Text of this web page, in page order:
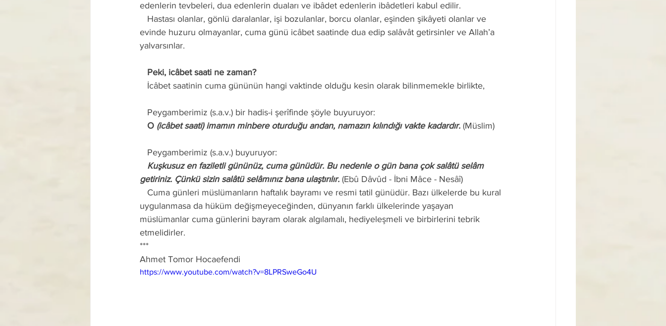
edenlerin tevbeleri, dua edenlerin duaları ve ibâdet edenlerin ibâdetleri kabul edilir.
evinde huzuru olmayanlar, cuma günü icâbet saatinde dua edip salâvât getirsinler ve Allah’a
yalvarsınlar.
   Peki, icâbet saati ne zaman?
   İcâbet saatinin cuma gününün hangi vaktinde olduğu kesin olarak bilinmemekle birlikte,
   Peygamberimiz (s.a.v.) bir hadis-i şerîfinde şöyle buyuruyor:
   O
(icâbet saati) imamın minbere oturduğu andan, namazın kılındığı vakte kadardır. (Müslim)
   Peygamberimiz (s.a.v.) buyuruyor:
getiriniz. Çünkü sizin salâtü selâmınız bana ulaştırılır. (Ebû Dâvûd - İbni Mâce - Nesâî)
uygulanmasa da hüküm değişmeyeceğinden, dünyanın farklı ülkelerinde yaşayan
müslümanlar cuma günlerini bayram olarak algılamalı, hediyeleşmeli ve birbirlerini tebrik
etmelidirler.
***
Ahmet Tomor Hocaefendi
https://www.youtube.com/watch?v=8LPRSweGo4U